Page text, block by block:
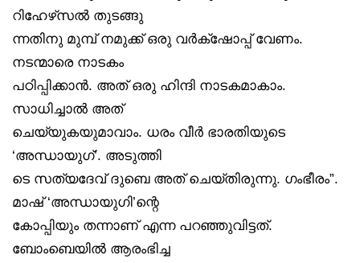
റിഹേഴ്‌സൽ തുടങ്ങു
ന്നതിനു മുമ്പ് നമുക്ക് ഒരു വർക്‌ഷോപ്പ് വേണം.
നടന്മാരെ നാടകം
പഠിപ്പിക്കാൻ. അത് ഒരു ഹിന്ദി നാടകമാകാം.
സാധിച്ചാൽ അത്
ചെയ്യുകയുമാവാം. ധരം വീർ ഭാരതിയുടെ
‘അന്ധായുഗ്’. അടുത്തി
ടെ സത്യദേവ് ദുബെ അത് ചെയ്തിരുന്നു. ഗംഭീരം”.
മാഷ് ‘അന്ധായുഗി’ന്റെ
കോപ്പിയും തന്നാണ് എന്ന പറഞ്ഞുവിട്ടത്.
ബോംബെയിൽ ആരംഭിച്ച